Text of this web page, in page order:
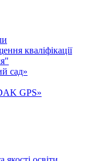
кваліфікації
сад»
GPS»